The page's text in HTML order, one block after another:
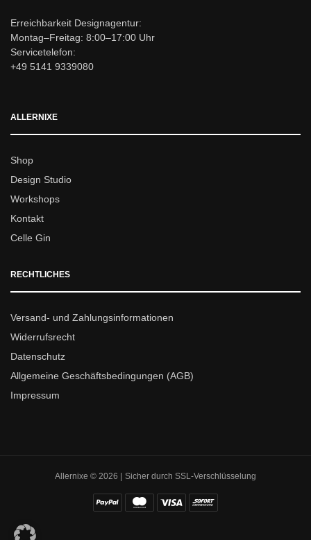
Erreichbarkeit Designagentur:
Montag–Freitag: 8:00–17:00 Uhr
Servicetelefon:
+49 5141 9339080
ALLERNIXE
Shop
Design Studio
Workshops
Kontakt
Celle Gin
RECHTLICHES
Versand- und Zahlungsinformationen
Widerrufsrecht
Datenschutz
Allgemeine Geschäftsbedingungen (AGB)
Impressum
Allernixe © 2026 | Sicher durch SSL-Verschlüsselung